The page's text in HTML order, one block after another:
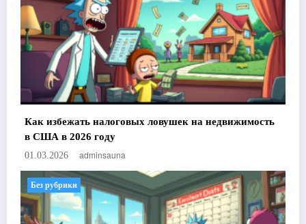
Как избежать налоговых ловушек на недвижимость
в США в 2026 году
01.03.2026 adminsauna
Без рубрики